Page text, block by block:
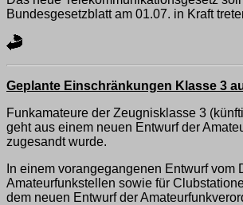
Bundesgesetzblatt am 01.07. in Kraft
Geplante Einschränkungen Klasse 3
Funkamateure der Zeugnisklasse 3
geht aus einem neuen Entwurf der
zugesandt wurde.
In einem vorangegangenen Entwurf
Amateurfunkstellen sowie für
dem neuen Entwurf der